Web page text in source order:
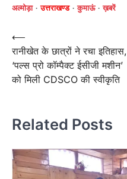
अल्मोड़ा उत्तराखण्ड कुमाऊं ख़बरें
Post
navigation
⟵
रानीखेत के छात्रों ने रचा इतिहास,
‘पल्स प्रो कॉम्पैक्ट ईसीजी मशीन’
को मिली CDSCO की स्वीकृति
Related Posts